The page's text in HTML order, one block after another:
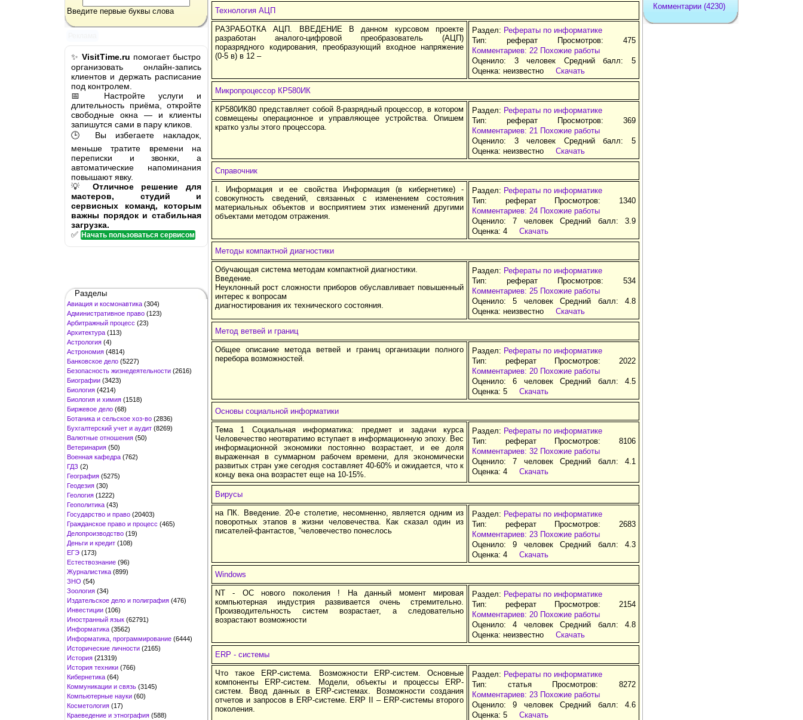
Введите первые буквы слова
✨ VisitTime.ru помогает быстро
организовать онлайн-запись
клиентов и держать расписание
под контролем.
📅 Настройте услуги и
длительность приёма, откройте
свободные окна — и клиенты
запишутся сами в пару кликов.
🕒 Вы избегаете накладок,
меньше тратите времени на
переписки и звонки, а
автоматические напоминания
повышают явку.
💡 Отличное решение для
мастеров, студий и
сервисных команд, которым
важны порядок и стабильная
загрузка.
✅ Начать пользоваться сервисом
Разделы
Авиация и космонавтика (304)
Административное право (123)
Арбитражный процесс (23)
Архитектура (113)
Астрология (4)
Астрономия (4814)
Банковское дело (5227)
Безопасность жизнедеятельности (2616)
Биографии (3423)
Биология (4214)
Биология и химия (1518)
Биржевое дело (68)
Ботаника и сельское хоз-во (2836)
Бухгалтерский учет и аудит (8269)
Валютные отношения (50)
Ветеринария (50)
Военная кафедра (762)
ГДЗ (2)
География (5275)
Геодезия (30)
Геология (1222)
Геополитика (43)
Государство и право (20403)
Гражданское право и процесс (465)
Делопроизводство (19)
Деньги и кредит (108)
ЕГЭ (173)
Естествознание (96)
Журналистика (899)
ЗНО (54)
Зоология (34)
Издательское дело и полиграфия (476)
Инвестиции (106)
Иностранный язык (62791)
Информатика (3562)
Информатика, программирование (6444)
Исторические личности (2165)
История (21319)
История техники (766)
Кибернетика (64)
Коммуникации и связь (3145)
Компьютерные науки (60)
Косметология (17)
Краеведение и этнография (588)
Технология АЦП
РАЗРАБОТКА АЦП. ВВЕДЕНИЕ В данном курсовом проекте
разработан аналого-цифровой преобразователь (АЦП)
поразрядного кодирования, преобразующий входное напряжение
(0-5 в) в 12 –
Раздел: Рефераты по информатике
Тип: реферат Просмотров: 475
Комментариев: 22 Похожие работы
Оценило: 3 человек Средний балл: 5
Оценка: неизвестно Скачать
Микропроцессор КР580ИК
КР580ИК80 представляет собой 8-разрядный процессор, в котором
совмещены операционное и управляющее устройства. Опишем
кратко узлы этого процессора.
Раздел: Рефераты по информатике
Тип: реферат Просмотров: 369
Комментариев: 21 Похожие работы
Оценило: 3 человек Средний балл: 5
Оценка: неизвестно Скачать
Справочник
I. Информация и ее свойства Информация (в кибернетике) -
совокупность сведений, связанных с изменением состояния
материальных объектов и восприятием этих изменений другими
объектами методом отражения.
Раздел: Рефераты по информатике
Тип: реферат Просмотров: 1340
Комментариев: 24 Похожие работы
Оценило: 7 человек Средний балл: 3.9
Оценка: 4 Скачать
Методы компактной диагностики
Обучающая система методам компактной диагностики.
Введение.
Неуклонный рост сложности приборов обуславливает повышенный
интерес к вопросам
диагностирования их технического состояния.
Раздел: Рефераты по информатике
Тип: реферат Просмотров: 534
Комментариев: 25 Похожие работы
Оценило: 5 человек Средний балл: 4.8
Оценка: неизвестно Скачать
Метод ветвей и границ
Общее описание метода ветвей и границ организации полного
перебора возможностей.
Раздел: Рефераты по информатике
Тип: реферат Просмотров: 2022
Комментариев: 20 Похожие работы
Оценило: 6 человек Средний балл: 4.5
Оценка: 5 Скачать
Основы социальной информатики
Тема 1 Социальная информатика: предмет и задачи курса
Человечество неотвратимо вступает в информационную эпоху. Вес
информационной экономики постоянно возрастает, и ее доля
выраженная в суммарном рабочем времени, для экономически
развитых стран уже сегодня составляет 40-60% и ожидается, что к
концу века она возрастет еще на 10-15%.
Раздел: Рефераты по информатике
Тип: реферат Просмотров: 8106
Комментариев: 32 Похожие работы
Оценило: 7 человек Средний балл: 4.1
Оценка: 4 Скачать
Вирусы
на ПК. Введение. 20-е столетие, несомненно, является одним из
поворотных этапов в жизни человечества. Как сказал один из
писателей-фантастов, “человечество понеслось
Раздел: Рефераты по информатике
Тип: реферат Просмотров: 2683
Комментариев: 23 Похожие работы
Оценило: 9 человек Средний балл: 4.3
Оценка: 4 Скачать
Windows
NT - OC нового поколения ! На данный момент мировая
компьютерная индустрия развивается очень стремительно.
Производительность систем возрастает, а следовательно
возрастают возможности
Раздел: Рефераты по информатике
Тип: реферат Просмотров: 2154
Комментариев: 20 Похожие работы
Оценило: 4 человек Средний балл: 4.8
Оценка: неизвестно Скачать
ERP - системы
Что такое ERP-система. Возможности ERP-систем. Основные
компоненты ERP-систем. Модели, объекты и процессы ERP-
систем. Ввод данных в ERP-системах. Возможности создания
отчетов и запросов в ERP-системе. ERP II – ERP-системы второго
поколения.
Раздел: Рефераты по информатике
Тип: статья Просмотров: 8272
Комментариев: 23 Похожие работы
Оценило: 9 человек Средний балл: 4.6
Оценка: 5 Скачать
Комментарии (4230)